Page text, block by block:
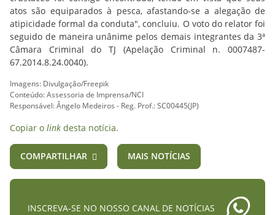
atos são equiparados à pesca, afastando-se a alegação de
atipicidade formal da conduta", concluiu. O voto do relator foi
seguido de maneira unânime pelos demais integrantes da 3ª
Câmara Criminal do TJ (Apelação Criminal n. 0007487-
67.2014.8.24.0040).
Imagens: Divulgação/Freepik
Conteúdo: Assessoria de Imprensa/NCI
Responsável: Ângelo Medeiros - Reg. Prof.: SC00445(JP)
Copiar o link desta notícia.
COMPARTILHAR MAIS NOTÍCIAS
INSCREVA-SE NO NOSSO CANAL DE NOTÍCIAS